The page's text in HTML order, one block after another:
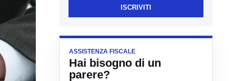
ISCRIVITI
ASSISTENZA FISCALE
Hai bisogno di un
parere?